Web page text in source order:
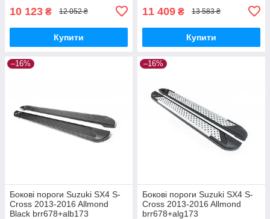
10 123 ₴ 12 052 ₴
Купити
11 409 ₴ 13 583 ₴
Купити
–16%
Бокові пороги Suzuki SX4 S-
Cross 2013-2016 Allmond
Black brr678+alb173
–16%
Бокові пороги Suzuki SX4 S-
Cross 2013-2016 Allmond
brr678+alg173